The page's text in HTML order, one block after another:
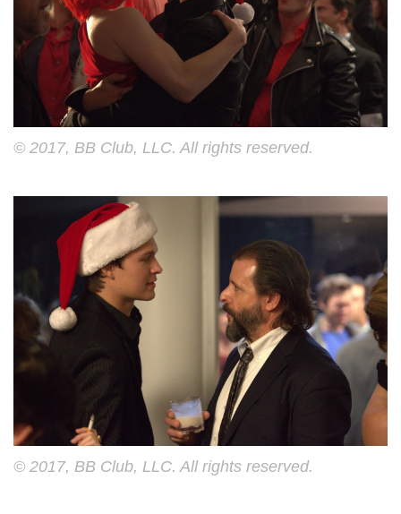
© 2017, BB Club, LLC. All rights reserved.
© 2017, BB Club, LLC. All rights reserved.